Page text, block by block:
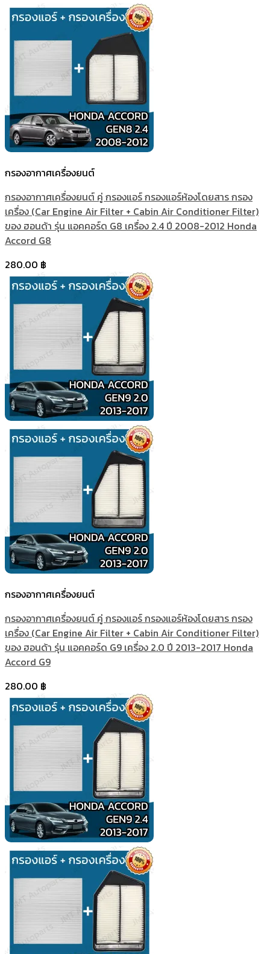
กรองอากาศเครื่องยนต์
กรองอากาศเครื่องยนต์ คู่ กรองแอร์ กรองแอร์ห้องโดยสาร กรอง
เครื่อง (Car Engine Air Filter + Cabin Air Conditioner Filter)
ของ ฮอนด้า รุ่น แอคคอร์ด G8 เครื่อง 2.4 ปี 2008-2012 Honda
Accord G8
280.00 ฿
กรองอากาศเครื่องยนต์
กรองอากาศเครื่องยนต์ คู่ กรองแอร์ กรองแอร์ห้องโดยสาร กรอง
เครื่อง (Car Engine Air Filter + Cabin Air Conditioner Filter)
ของ ฮอนด้า รุ่น แอคคอร์ด G9 เครื่อง 2.0 ปี 2013-2017 Honda
Accord G9
280.00 ฿